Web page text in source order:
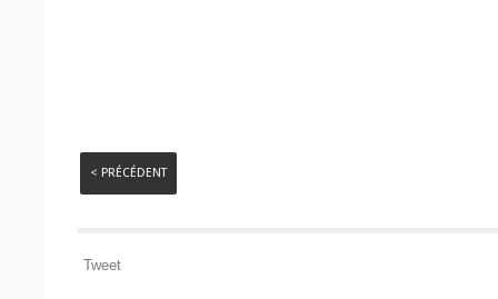
< PRÉCÉDENT
Tweet